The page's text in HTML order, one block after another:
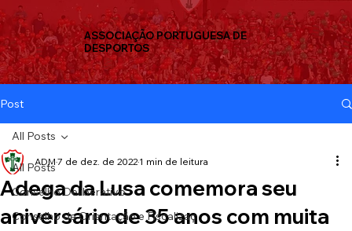
ASSOCIAÇÃO PORTUGUESA DE
DESPORTOS
Post
All Posts
Conselho Deliberativo
Conselho de Orientação e Fiscalizaç
All Posts
Adega da Lusa comemora seu
aniversário de 35 anos com muita
ADM 7 de dez. de 2022 1 min de leitura